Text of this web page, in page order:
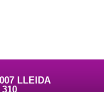
LLEIDA